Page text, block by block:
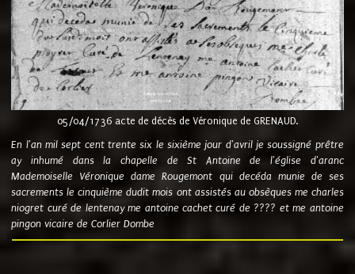
05/04/1736 acte de décès de Véronique de GRENAUD.
En l'an mil sept cent trente six le sixième jour d'avril je soussigné prêtre
ay inhumé dans la chapelle de St Antoine de l'église d'aranc
Mademoiselle Véronique dame Rougemont qui decéda munie de ses
sacrements le cinquième dudit mois ont assistés au obsèques me charles
niogret curé de lentenay me antoine cachet curé de ???? et me antoine
pingon vicaire de Corlier Dombe